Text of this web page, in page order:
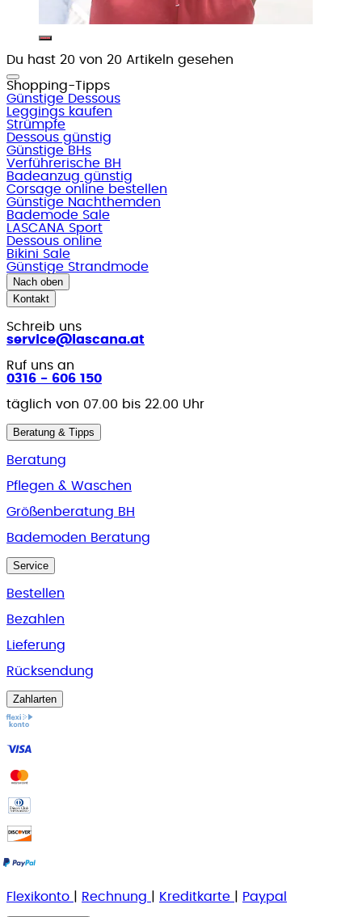
Du hast 20 von 20 Artikeln gesehen
Shopping-Tipps
Günstige Dessous
Leggings kaufen
Strümpfe
Dessous günstig
Günstige BHs
Verführerische BH
Badeanzug günstig
Corsage online bestellen
Günstige Nachthemden
Bademode Sale
LASCANA Sport
Dessous online
Bikini Sale
Günstige Strandmode
Nach oben
Kontakt
Schreib uns
service@lascana.at
Ruf uns an
0316 - 606 150
täglich von 07.00 bis 22.00 Uhr
Beratung & Tipps
Beratung
Pflegen & Waschen
Größenberatung BH
Bademoden Beratung
Service
Bestellen
Bezahlen
Lieferung
Rücksendung
Zahlarten
Flexikonto Rechnung Kreditkarte Paypal